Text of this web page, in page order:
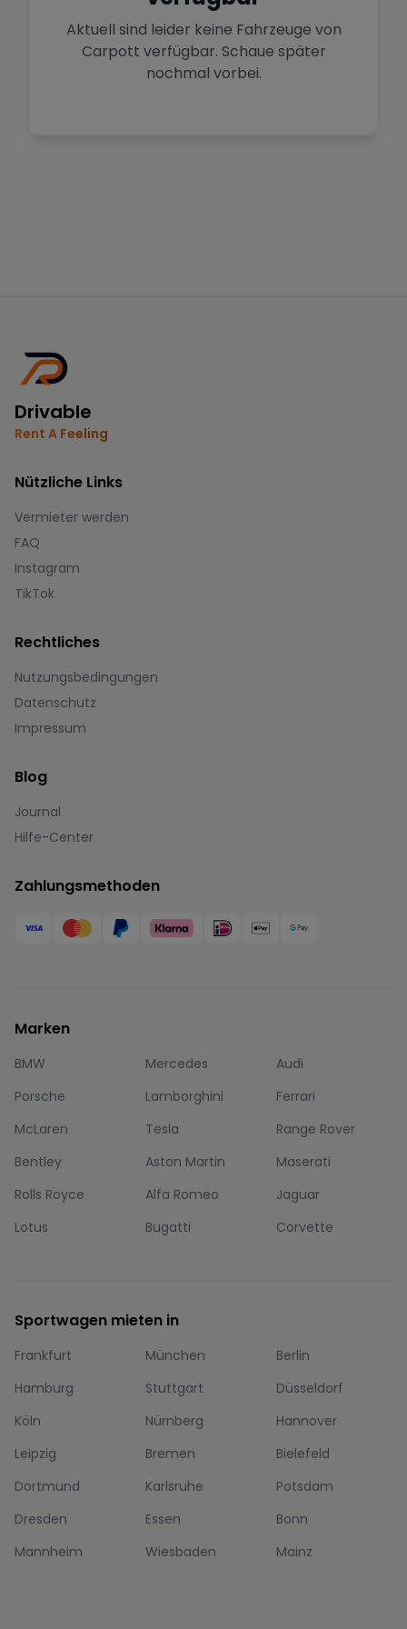
Aktuell sind leider keine Fahrzeuge von
Carpott verfügbar. Schaue später
nochmal vorbei.
Drivable
Rent A Feeling
Nützliche Links
Vermieter werden
FAQ
Instagram
TikTok
Rechtliches
Nutzungsbedingungen
Datenschutz
Impressum
Blog
Journal
Hilfe-Center
Zahlungsmethoden
Marken
BMW Mercedes
Audi
Porsche
Lamborghini
Ferrari
McLaren
Tesla
Range Rover
Bentley
Aston Martin
Maserati
Rolls Royce
Alfa Romeo
Jaguar
Lotus
Bugatti Corvette
Sportwagen mieten in
Frankfurt München
Berlin
Hamburg
Stuttgart
Düsseldorf
Köln
Nürnberg
Hannover
Leipzig
Bremen
Bielefeld
Dortmund
Karlsruhe
Potsdam
Dresden
Essen
Bonn
Mannheim
Wiesbaden Mainz